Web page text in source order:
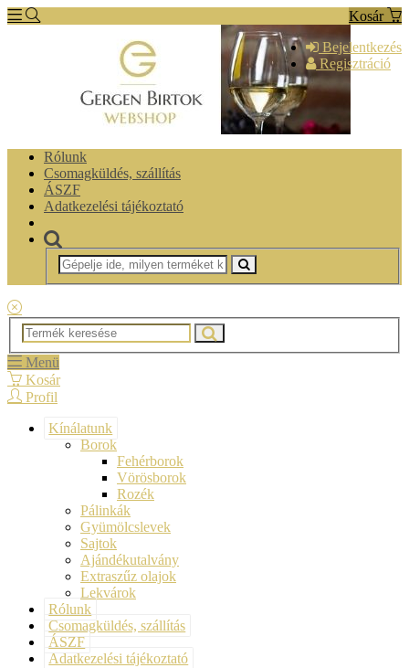
Kosár
Bejelentkezés
Regisztráció
Rólunk
Csomagküldés, szállítás
ÁSZF
Adatkezelési tájékoztató
Menü
Kosár
Profil
Kínálatunk
Borok
Fehérborok
Vörösborok
Rozék
Pálinkák
Gyümölcslevek
Sajtok
Ajándékutalvány
Extraszűz olajok
Lekvárok
Rólunk
Csomagküldés, szállítás
ÁSZF
Adatkezelési tájékoztató